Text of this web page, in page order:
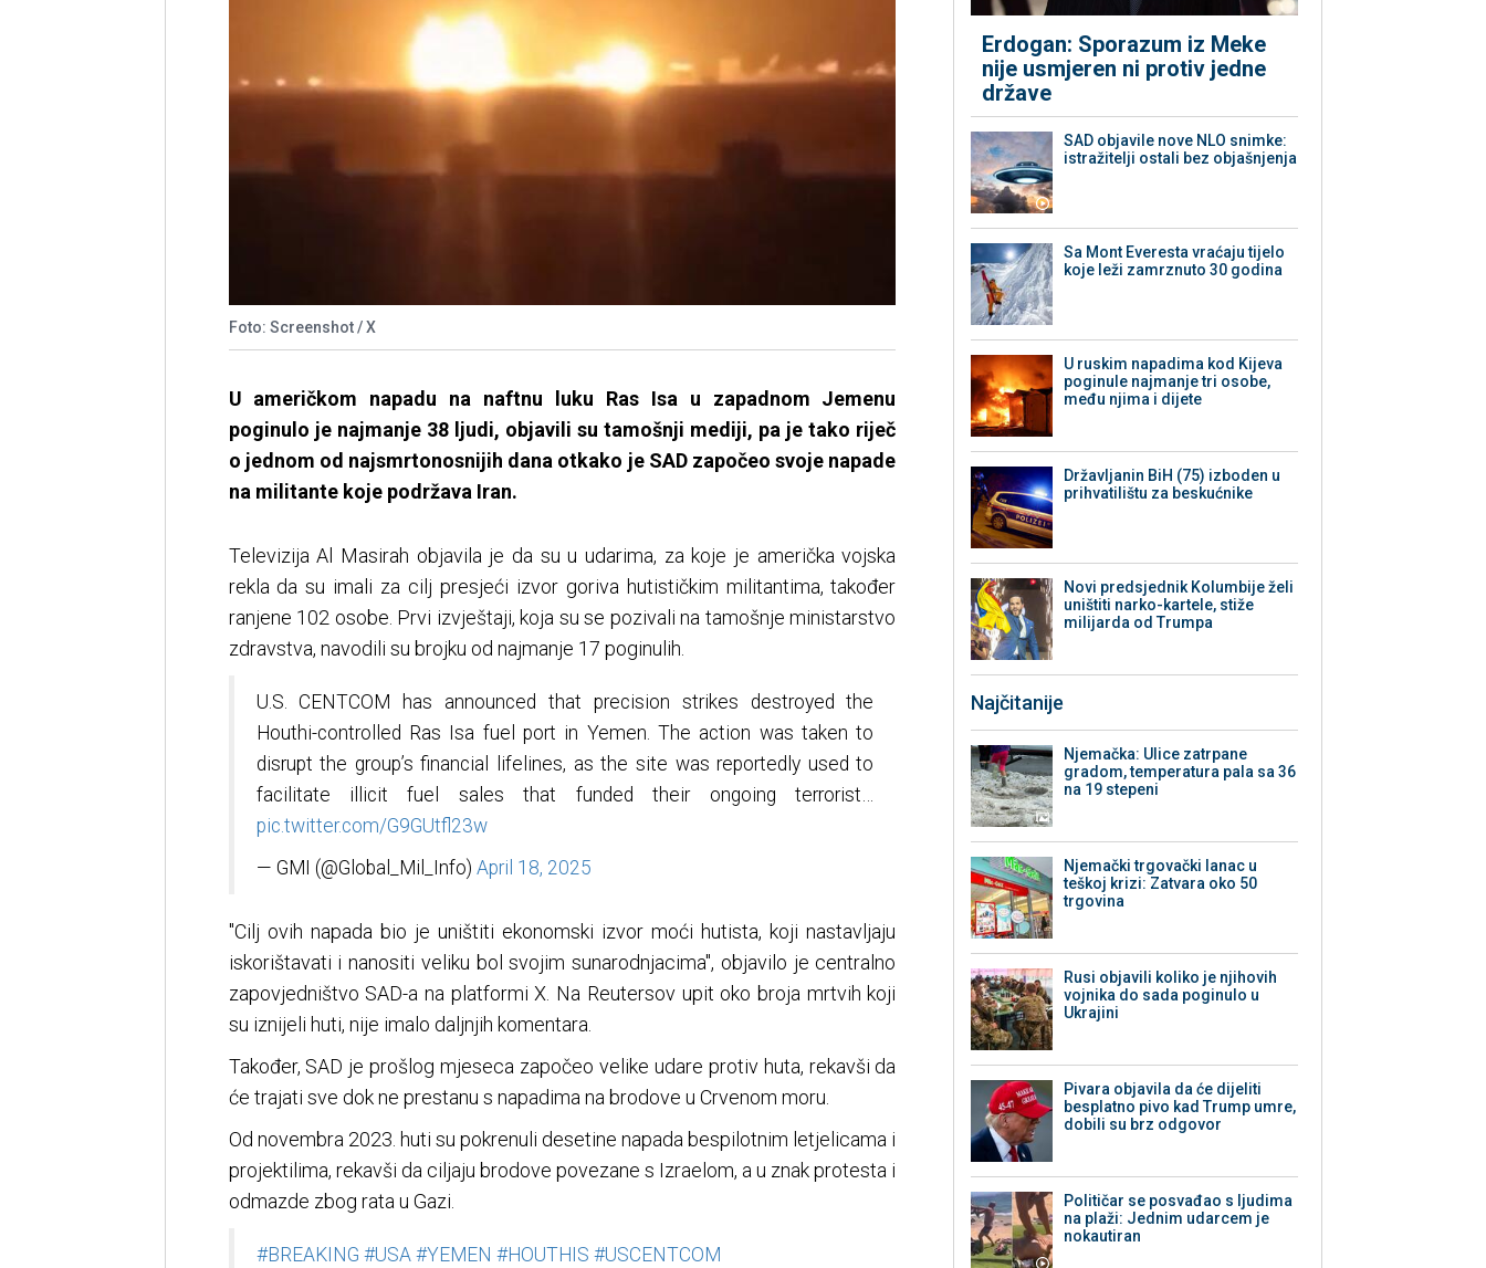
Foto: Screenshot / X
U američkom napadu na naftnu luku Ras Isa u zapadnom Jemenu
poginulo je najmanje 38 ljudi, objavili su tamošnji mediji, pa je tako riječ
o jednom od najsmrtonosnijih dana otkako je SAD započeo svoje napade
na militante koje podržava Iran.
Televizija Al Masirah objavila je da su u udarima, za koje je američka vojska
rekla da su imali za cilj presjeći izvor goriva hutističkim militantima, također
ranjene 102 osobe. Prvi izvještaji, koja su se pozivali na tamošnje ministarstvo
zdravstva, navodili su brojku od najmanje 17 poginulih.
U.S. CENTCOM has announced that precision strikes destroyed the
Houthi-controlled Ras Isa fuel port in Yemen. The action was taken to
disrupt the group’s financial lifelines, as the site was reportedly used to
facilitate illicit fuel sales that funded their ongoing terrorist…
pic.twitter.com/G9GUtfl23w
— GMI (@Global_Mil_Info) April 18, 2025
"Cilj ovih napada bio je uništiti ekonomski izvor moći hutista, koji nastavljaju
iskorištavati i nanositi veliku bol svojim sunarodnjacima", objavilo je centralno
zapovjedništvo SAD-a na platformi X. Na Reutersov upit oko broja mrtvih koji
su iznijeli huti, nije imalo daljnjih komentara.
Također, SAD je prošlog mjeseca započeo velike udare protiv huta, rekavši da
će trajati sve dok ne prestanu s napadima na brodove u Crvenom moru.
Od novembra 2023. huti su pokrenuli desetine napada bespilotnim letjelicama i
projektilima, rekavši da ciljaju brodove povezane s Izraelom, a u znak protesta i
odmazde zbog rata u Gazi.
#BREAKING #USA #YEMEN #HOUTHIS #USCENTCOM
Erdogan: Sporazum iz Meke
nije usmjeren ni protiv jedne
države
SAD objavile nove NLO snimke:
istražitelji ostali bez objašnjenja
Sa Mont Everesta vraćaju tijelo
koje leži zamrznuto 30 godina
U ruskim napadima kod Kijeva
poginule najmanje tri osobe,
među njima i dijete
Državljanin BiH (75) izboden u
prihvatilištu za beskućnike
Novi predsjednik Kolumbije želi
uništiti narko-kartele, stiže
milijarda od Trumpa
Najčitanije
Njemačka: Ulice zatrpane
gradom, temperatura pala sa 36
na 19 stepeni
Njemački trgovački lanac u
teškoj krizi: Zatvara oko 50
trgovina
Rusi objavili koliko je njihovih
vojnika do sada poginulo u
Ukrajini
Pivara objavila da će dijeliti
besplatno pivo kad Trump umre,
dobili su brz odgovor
Političar se posvađao s ljudima
na plaži: Jednim udarcem je
nokautiran